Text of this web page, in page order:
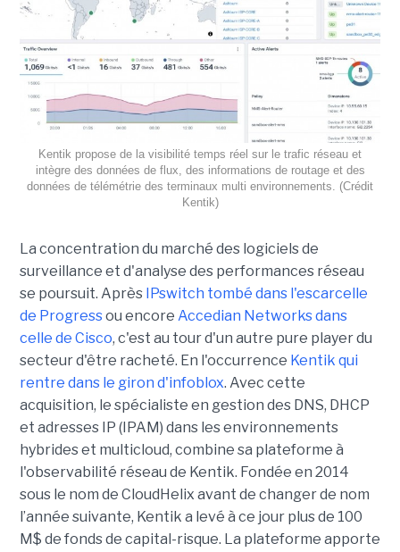
Kentik propose de la visibilité temps réel sur le trafic réseau et
intègre des données de flux, des informations de routage et des
données de télémétrie des terminaux multi environnements. (Crédit
Kentik)
La concentration du marché des logiciels de
surveillance et d'analyse des performances réseau
se poursuit. Après IPswitch tombé dans l'escarcelle
de Progressou encore Accedian Networks dans
celle de Cisco, c'est au tour d'un autre pure player du
secteur d'être racheté. En l'occurrence Kentik qui
rentre dans le giron d'infoblox. Avec cette
acquisition, le spécialiste en gestion des DNS, DHCP
et adresses IP (IPAM) dans les environnements
hybrides et multicloud, combine sa plateforme à
l'observabilité réseau de Kentik. Fondée en 2014
sous le nom de CloudHelix avant de changer de nom
l’année suivante, Kentik a levé à ce jour plus de 100
M$ de fonds de capital-risque. La plateforme apporte